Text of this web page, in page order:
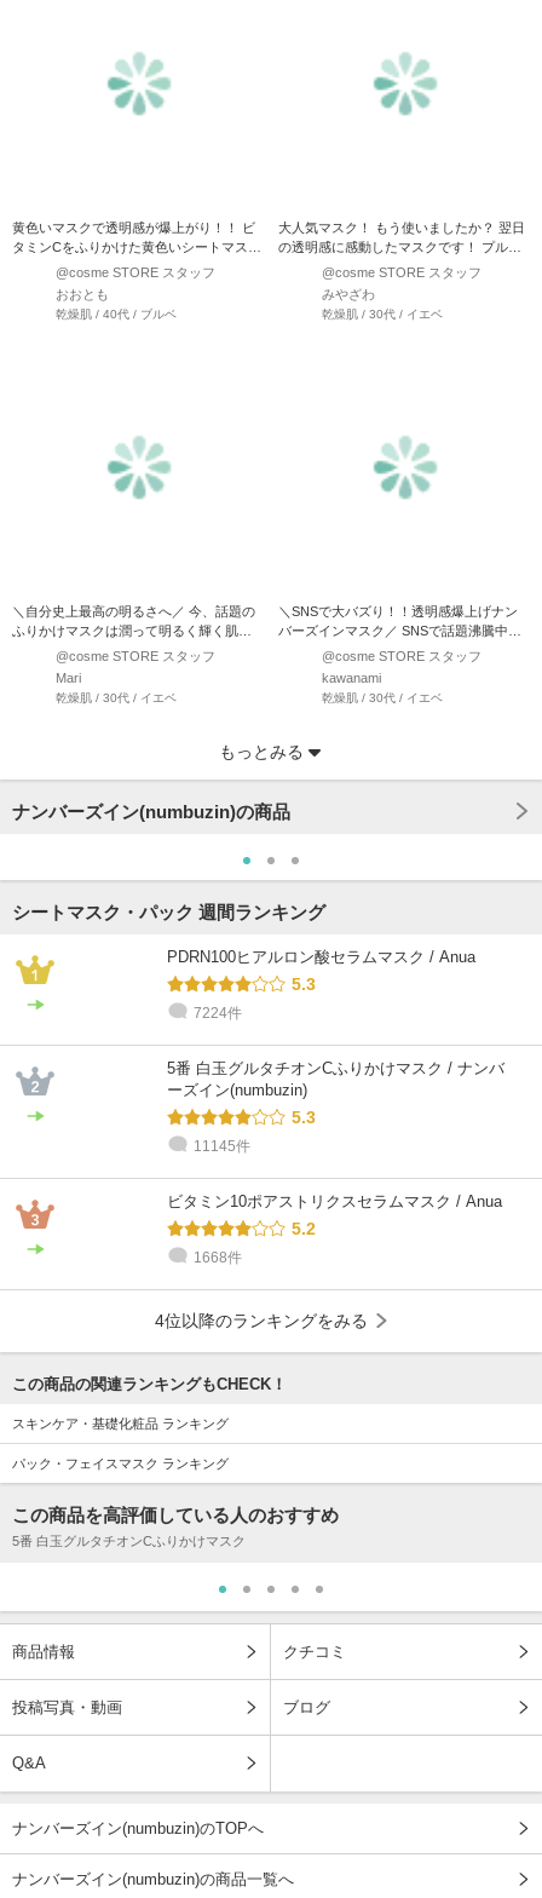
黄色いマスクで透明感が爆上がり！！ ビ
タミンCをふりかけた黄色いシートマス
ク。肌あたりが柔らかく…
@cosme STORE スタッフ
おおとも
乾燥肌 / 40代 / ブルベ
大人気マスク！ もう使いましたか？ 翌日
の透明感に感動したマスクです！ プルプ
ルシートがきも…
@cosme STORE スタッフ
みやざわ
乾燥肌 / 30代 / イエベ
＼自分史上最高の明るさへ／ 今、話題の
ふりかけマスクは潤って明るく輝く肌へ
黄色いシートがなんだ…
@cosme STORE スタッフ
Mari
乾燥肌 / 30代 / イエベ
＼SNSで大バズり！！透明感爆上げナン
バーズインマスク／ SNSで話題沸騰中、
店頭でも売れに売れ…
@cosme STORE スタッフ
kawanami
乾燥肌 / 30代 / イエベ
ko
混合肌 / 50代 / ブルベ
もっとみる
ナンバーズイン(numbuzin)の商品
シートマスク・パック 週間ランキング
PDRN100ヒアルロン酸セラムマスク / Anua
5.3
7224件
5番 白玉グルタチオンCふりかけマスク / ナンバ
ーズイン(numbuzin)
5.3
11145件
ビタミン10ポアストリクスセラムマスク / Anua
5.2
1668件
4位以降のランキングをみる
この商品の関連ランキングもCHECK！
スキンケア・基礎化粧品 ランキング
パック・フェイスマスク ランキング
この商品を高評価している人のおすすめ
5番 白玉グルタチオンCふりかけマスク
商品情報 クチコミ
投稿写真・動画 ブログ
Q&A
ナンバーズイン(numbuzin)のTOPへ
ナンバーズイン(numbuzin)の商品一覧へ